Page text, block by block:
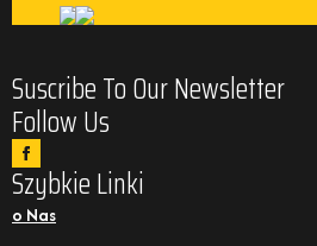
Suscribe To Our Newsletter
Follow Us
Szybkie Linki
o Nas